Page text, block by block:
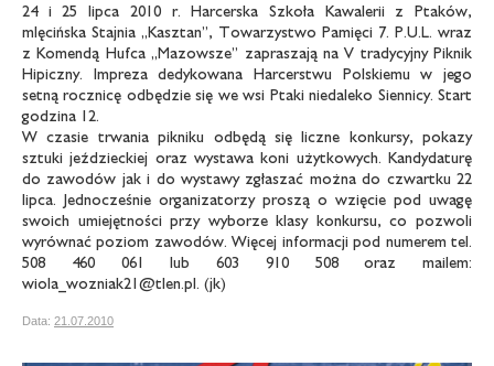
24 i 25 lipca 2010 r. Harcerska Szkoła Kawalerii z Ptaków,
mlęcińska Stajnia „Kasztan”, Towarzystwo Pamięci 7. P.U.L. wraz
z Komendą Hufca „Mazowsze” zapraszają na V tradycyjny Piknik
Hipiczny. Impreza dedykowana Harcerstwu Polskiemu w jego
setną rocznicę odbędzie się we wsi Ptaki niedaleko Siennicy. Start
godzina 12.
W czasie trwania pikniku odbędą się liczne konkursy, pokazy
sztuki jeździeckiej oraz wystawa koni użytkowych. Kandydaturę
do zawodów jak i do wystawy zgłaszać można do czwartku 22
lipca. Jednocześnie organizatorzy proszą o wzięcie pod uwagę
swoich umiejętności przy wyborze klasy konkursu, co pozwoli
wyrównać poziom zawodów. Więcej informacji pod numerem tel.
508 460 061 lub 603 910 508 oraz mailem:
wiola_wozniak21@tlen.pl. (jk)
Data: 21.07.2010